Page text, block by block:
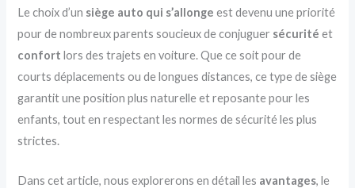
Le choix d’un siège auto qui s’allonge est devenu une priorité
pour de nombreux parents soucieux de conjuguer sécurité et
confort lors des trajets en voiture. Que ce soit pour de
courts déplacements ou de longues distances, ce type de siège
garantit une position plus naturelle et reposante pour les
enfants, tout en respectant les normes de sécurité les plus
strictes.
Dans cet article, nous explorerons en détail les avantages, le